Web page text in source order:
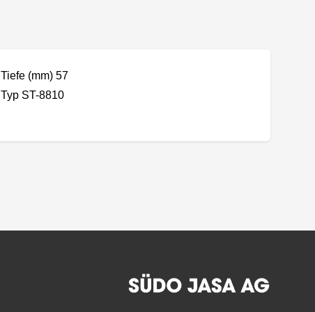
Tiefe (mm) 57
Typ ST-8810